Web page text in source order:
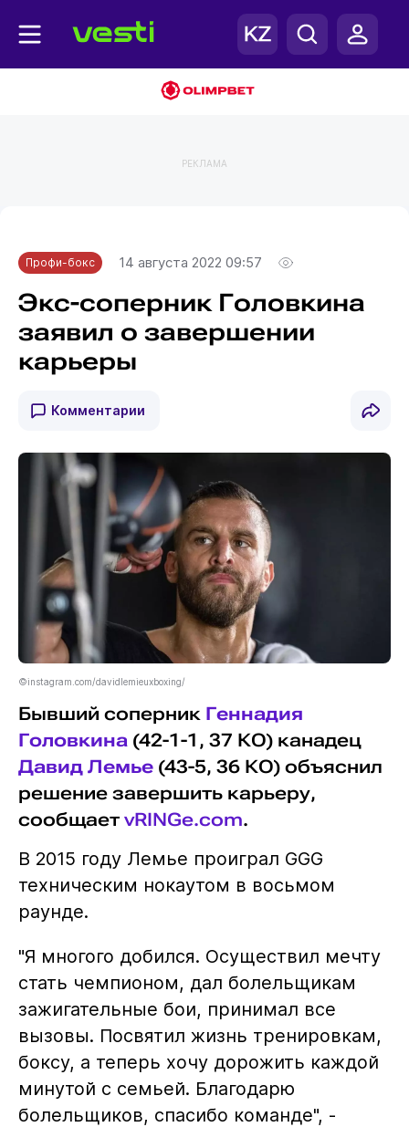
РЕКЛАМА
Профи-бокс 14 августа 2022 09:57
Экс-соперник Головкина
заявил о завершении
карьеры
Комментарии
©instagram.com/davidlemieuxboxing/
Бывший соперник Геннадия
Головкина(42-1-1, 37 КО) канадец
Давид Лемье(43-5, 36 КО) объяснил
решение завершить карьеру,
сообщает vRINGe.com.
В 2015 году Лемье проиграл GGG
техническим нокаутом в восьмом
раунде.
"Я многого добился. Осуществил мечту
стать чемпионом, дал болельщикам
зажигательные бои, принимал все
вызовы. Посвятил жизнь тренировкам,
боксу, а теперь хочу дорожить каждой
минутой с семьей. Благодарю
болельщиков, спасибо команде", -